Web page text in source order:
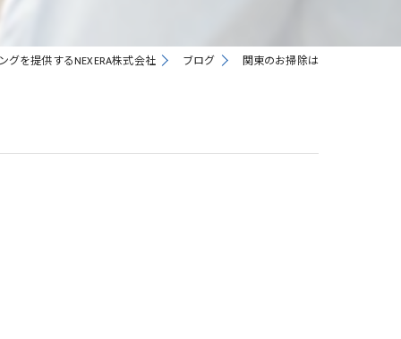
グを提供するNEXERA株式会社 ブログ 関東のお掃除は